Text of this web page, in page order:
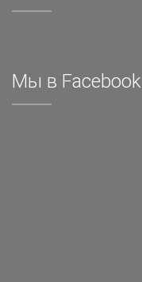
Мы в Facebook